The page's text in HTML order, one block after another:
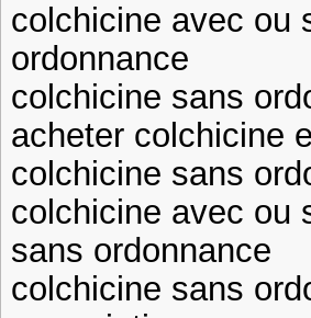
colchicine avec ou
ordonnance
colchicine sans
acheter colchicine
colchicine sans
colchicine avec ou
sans ordonnance
colchicine sans